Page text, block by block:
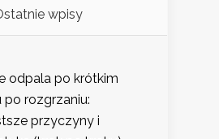
wpisy
odpala po krótkim
po rozgrzaniu:
przyczyny i